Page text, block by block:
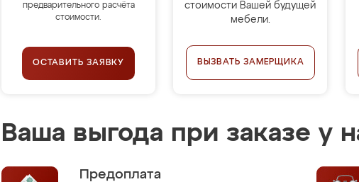
предварительного расчёта
стоимости.
ОСТАВИТЬ ЗАЯВКУ
стоимости Вашей будущей
мебели.
ВЫЗВАТЬ ЗАМЕРЩИКА
Ваша выгода при заказе у
Предоплата